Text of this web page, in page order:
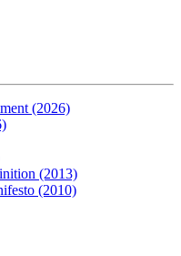
(2026)
(2013)
(2010)